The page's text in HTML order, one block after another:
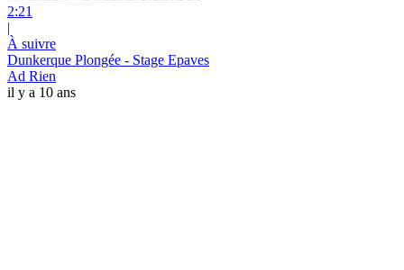
2:21
|
À suivre
Dunkerque Plongée - Stage Epaves
Ad Rien
il y a 10 ans